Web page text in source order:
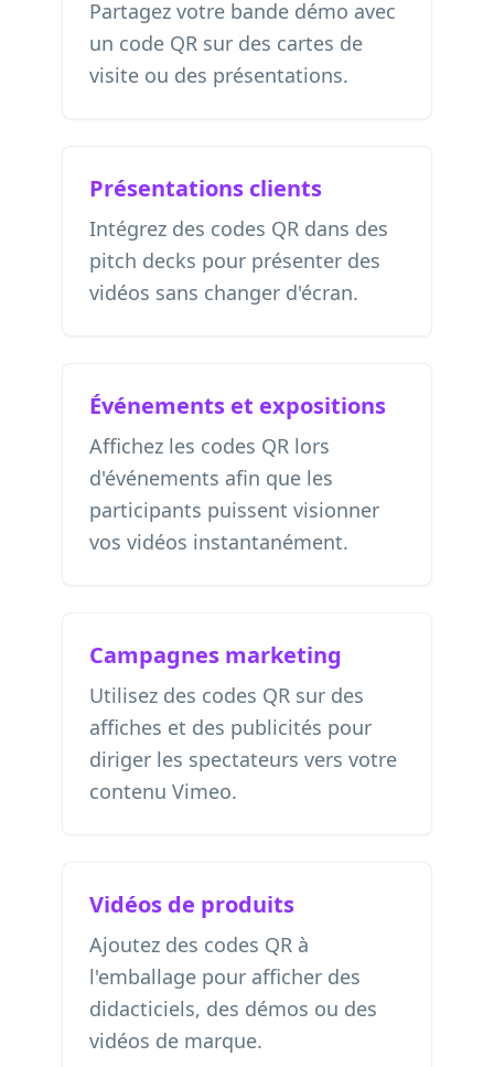
Partagez votre bande démo avec
un code QR sur des cartes de
visite ou des présentations.
Présentations clients
Intégrez des codes QR dans des
pitch decks pour présenter des
vidéos sans changer d'écran.
Événements et expositions
Affichez les codes QR lors
d'événements afin que les
participants puissent visionner
vos vidéos instantanément.
Campagnes marketing
Utilisez des codes QR sur des
affiches et des publicités pour
diriger les spectateurs vers votre
contenu Vimeo.
Vidéos de produits
Ajoutez des codes QR à
l'emballage pour afficher des
didacticiels, des démos ou des
vidéos de marque.